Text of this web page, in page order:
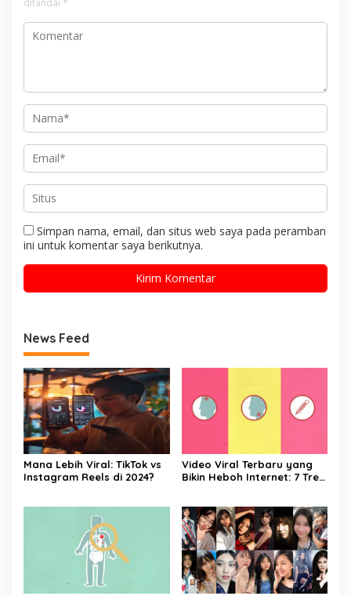
Simpan nama, email, dan situs web saya pada peramban
ini untuk komentar saya berikutnya.
News Feed
Mana Lebih Viral: TikTok vs
Instagram Reels di 2024?
Video Viral Terbaru yang
Bikin Heboh Internet: 7 Tren